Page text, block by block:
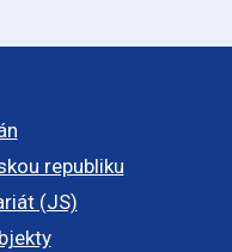
republiku
(JS)